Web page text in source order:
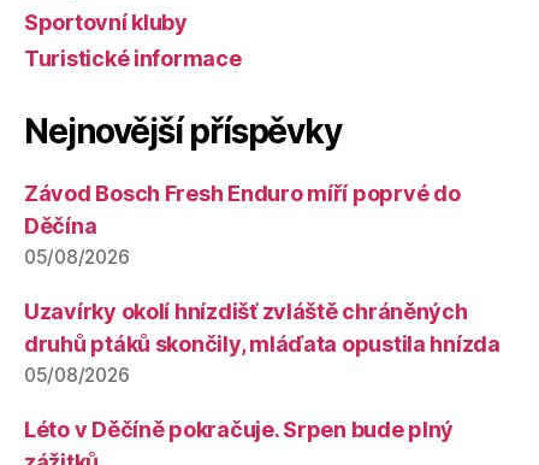
Sportovní kluby
Turistické informace
Nejnovější příspěvky
Závod Bosch Fresh Enduro míří poprvé do
Děčína
05/08/2026
Uzavírky okolí hnízdišť zvláště chráněných
druhů ptáků skončily, mláďata opustila hnízda
05/08/2026
Léto v Děčíně pokračuje. Srpen bude plný